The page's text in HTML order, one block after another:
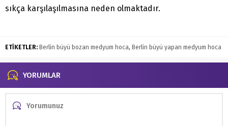
sıkça karşılaşılmasına neden olmaktadır.
ETİKETLER: Berlin büyü bozan medyum hoca, Berlin büyü yapan medyum hoca
YORUMLAR